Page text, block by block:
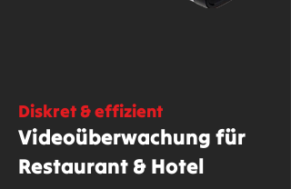
Diskret & effizient
Videoüberwachung für
Restaurant & Hotel